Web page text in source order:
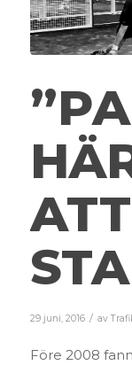
ATT
29 juni, 2016 / av
Före 2008